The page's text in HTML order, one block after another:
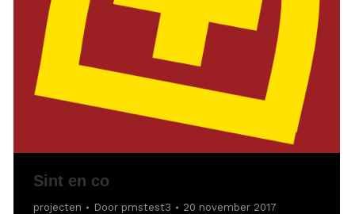
Sint en co
projecten Door pmstest3 20 november 2017